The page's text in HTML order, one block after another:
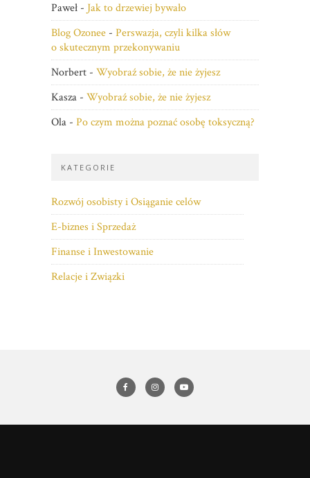
Paweł - Jak to drzewiej bywało
Blog Ozonee - Perswazja, czyli kilka słów
o skutecznym przekonywaniu
Norbert - Wyobraź sobie, że nie żyjesz
Kasza - Wyobraź sobie, że nie żyjesz
Ola - Po czym można poznać osobę toksyczną?
KATEGORIE
Rozwój osobisty i Osiąganie celów
E-biznes i Sprzedaż
Finanse i Inwestowanie
Relacje i Związki